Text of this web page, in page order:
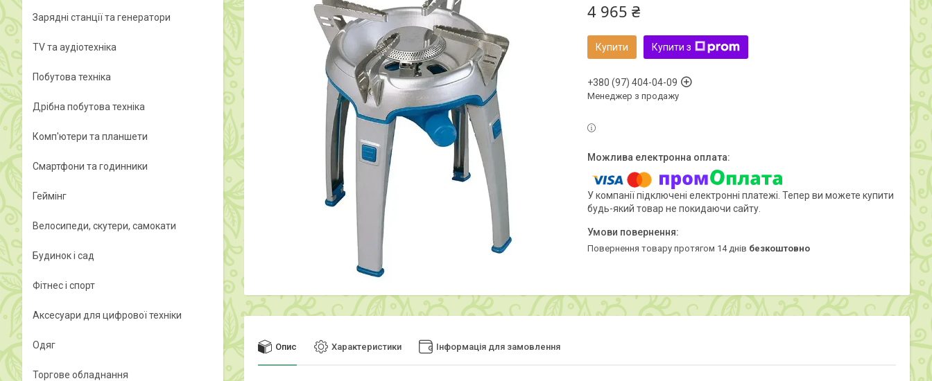
4 965 ₴
Купити Купити з
+380 (97) 404-04-09
Менеджер з продажу
У компанії підключені електронні платежі. Тепер ви можете купити
будь-який товар не покидаючи сайту.
повернення товару протягом 14 днів безкоштовно
Опис Характеристики Інформація для замовлення
Зарядні станції та генератори
TV та аудіотехніка
Побутова техніка
Дрібна побутова техніка
Комп'ютери та планшети
Смартфони та годинники
Геймінг
Велосипеди, скутери, самокати
Будинок і сад
Фітнес і спорт
Аксесуари для цифрової техніки
Одяг
Торгове обладнання